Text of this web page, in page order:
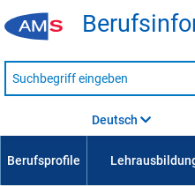
Suche
nach
Deutsch